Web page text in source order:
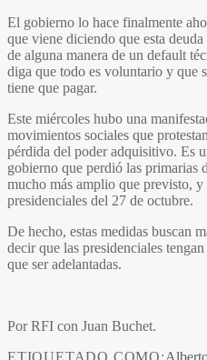
El gobierno lo hace finalmente
que viene diciendo que esta
de alguna manera de un default
diga que todo es voluntario y que
tiene que pagar.
Este miércoles hubo una
movimientos sociales que
pérdida del poder adquisitivo. Es
gobierno que perdió las primarias
mucho más amplio que previsto,
presidenciales del 27 de octubre.
De hecho, estas medidas buscan
decir que las presidenciales
que ser adelantadas.
Por RFI con Juan Buchet.
ETIQUETADO COMO: